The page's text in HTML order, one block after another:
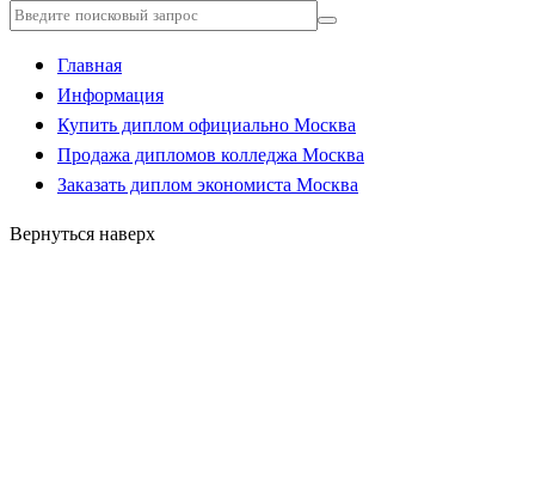
Главная
Информация
Купить диплом официально Москва
Продажа дипломов колледжа Москва
Заказать диплом экономиста Москва
Вернуться наверх